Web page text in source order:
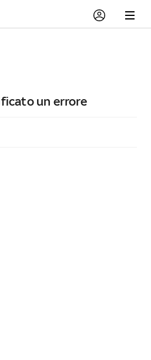
un errore